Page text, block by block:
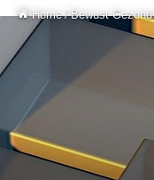
Home / Bewust Gezond